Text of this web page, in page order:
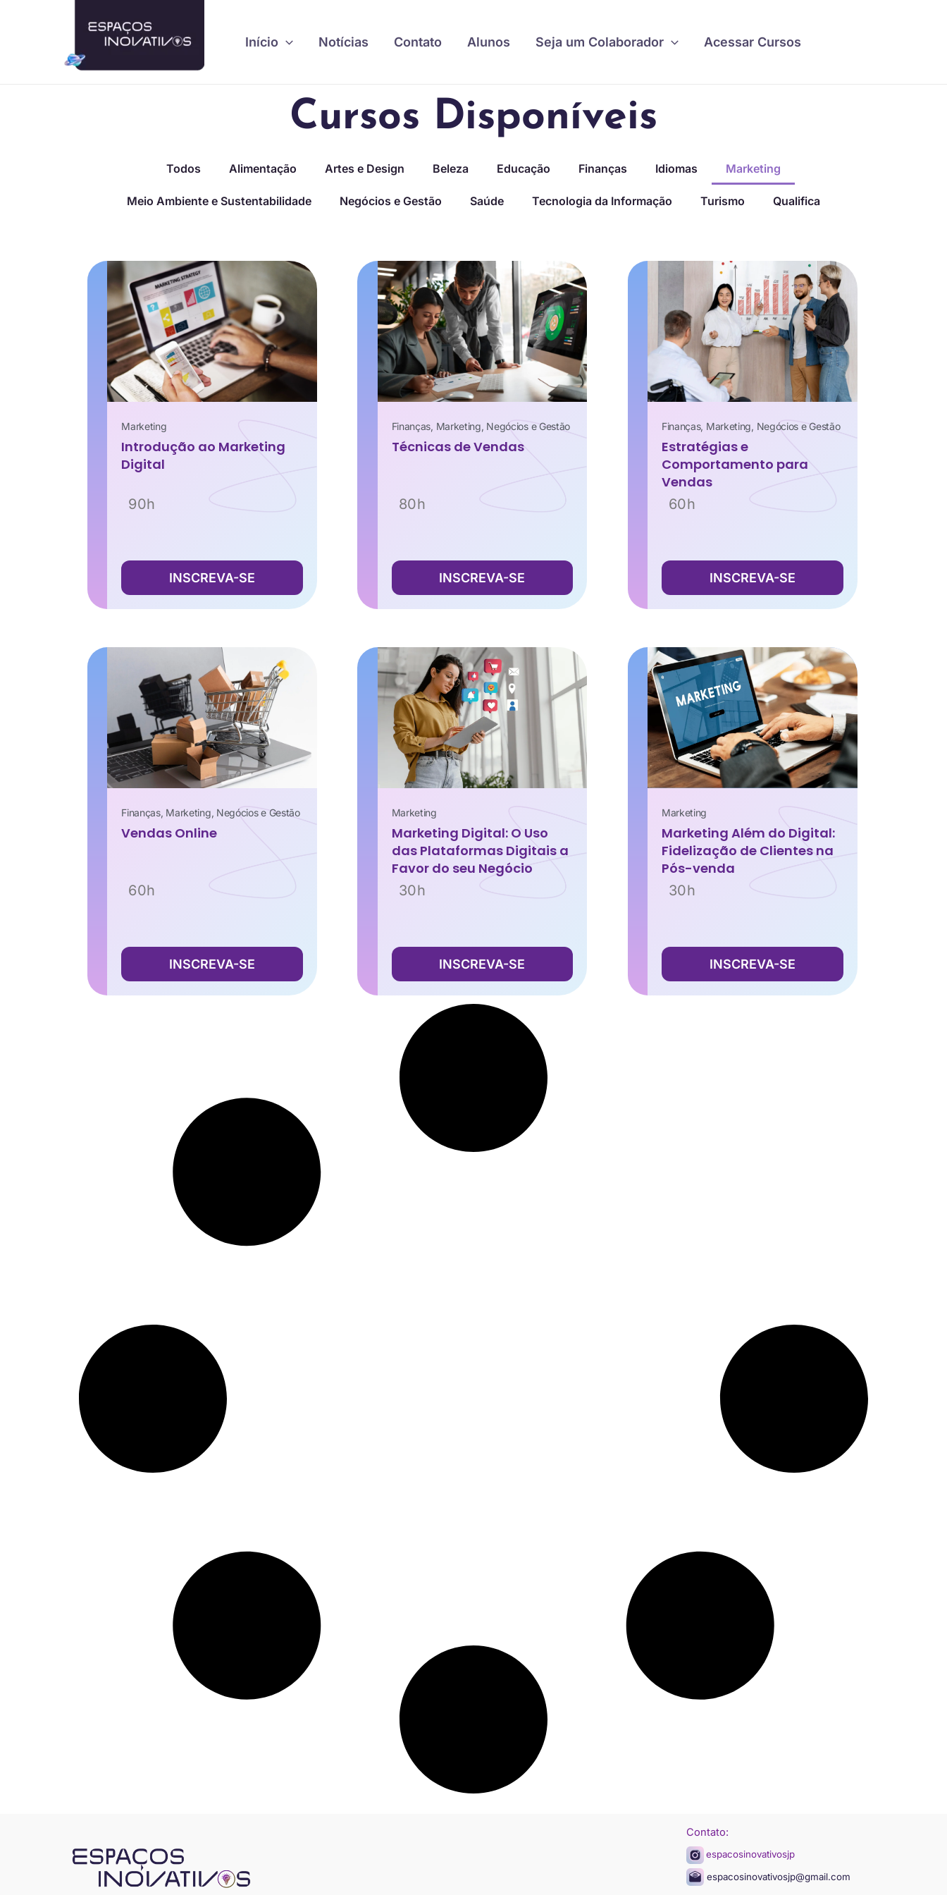
Início Notícias Contato Alunos Seja um Colaborador Acessar Cursos
Cursos Disponíveis
Todos Alimentação Artes e Design Beleza Educação Finanças Idiomas Marketing
Meio Ambiente e Sustentabilidade Negócios e Gestão Saúde Tecnologia da Informação Turismo Qualifica
Marketing
Introdução ao Marketing
Digital
90h
INSCREVA-SE
Finanças, Marketing, Negócios e Gestão
Técnicas de Vendas
80h
INSCREVA-SE
Finanças, Marketing, Negócios e Gestão
Estratégias e
Comportamento para
Vendas
60h
INSCREVA-SE
Finanças, Marketing, Negócios e Gestão
Vendas Online
60h
INSCREVA-SE
Marketing
Marketing Digital: O Uso
das Plataformas Digitais a
Favor do seu Negócio
30h
INSCREVA-SE
Marketing
Marketing Além do Digital:
Fidelização de Clientes na
Pós-venda
30h
INSCREVA-SE
Contato:
espacosinovativosjp
espacosinovativosjp@gmail.com